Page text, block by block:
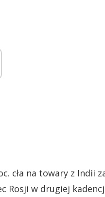
cła na towary z Indii
Rosji w drugiej